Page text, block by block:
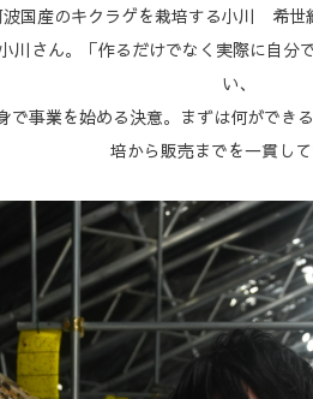
波国産のキクラゲを栽培する小川 希世
川さん。「作るだけでなく実際に自分
い、
で事業を始める決意。まずは何ができ
培から販売までを一貫して